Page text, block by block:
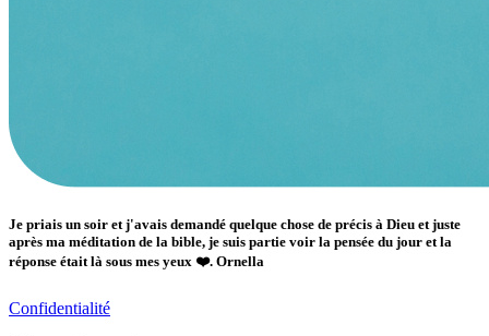
Je priais un soir et j'avais demandé quelque chose de précis à Dieu et juste
après ma méditation de la bible, je suis partie voir la pensée du jour et la
réponse était là sous mes yeux ❤️. Ornella
Confidentialité